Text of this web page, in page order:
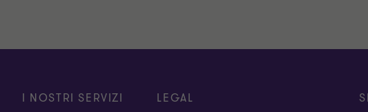
I NOSTRI SERVIZI LEGAL